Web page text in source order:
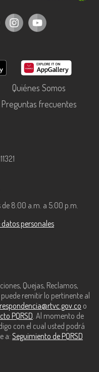
Quiénes Somos
Preguntas frecuentes
de 8:00 a.m. a 5:00 p.m.
personales
Quejas, Reclamos,
remitir lo pertinente al
o
PQRSD. Al momento de
con el cual usted podrá
a: Seguimiento de PQRSD